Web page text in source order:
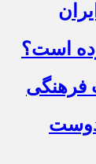
است؟
فرهنگی
دوست